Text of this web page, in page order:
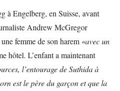
à Engelberg, en Suisse, avant
Andrew McGregor
femme de son harem «avec un
hôtel. L’enfant a maintenant
l’entourage de Suthida à
est le père du garçon et que la